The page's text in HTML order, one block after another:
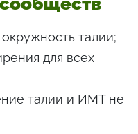
талии;
для всех
талии и ИМТ не